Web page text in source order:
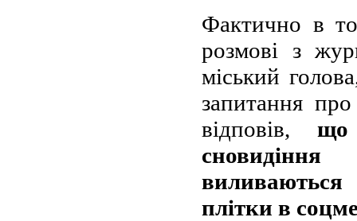
Фактично в
розмові з
міський
запитання
відповів,що
плітки в